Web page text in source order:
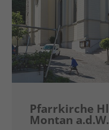
Pfarrkirche
Montan a.d.W.